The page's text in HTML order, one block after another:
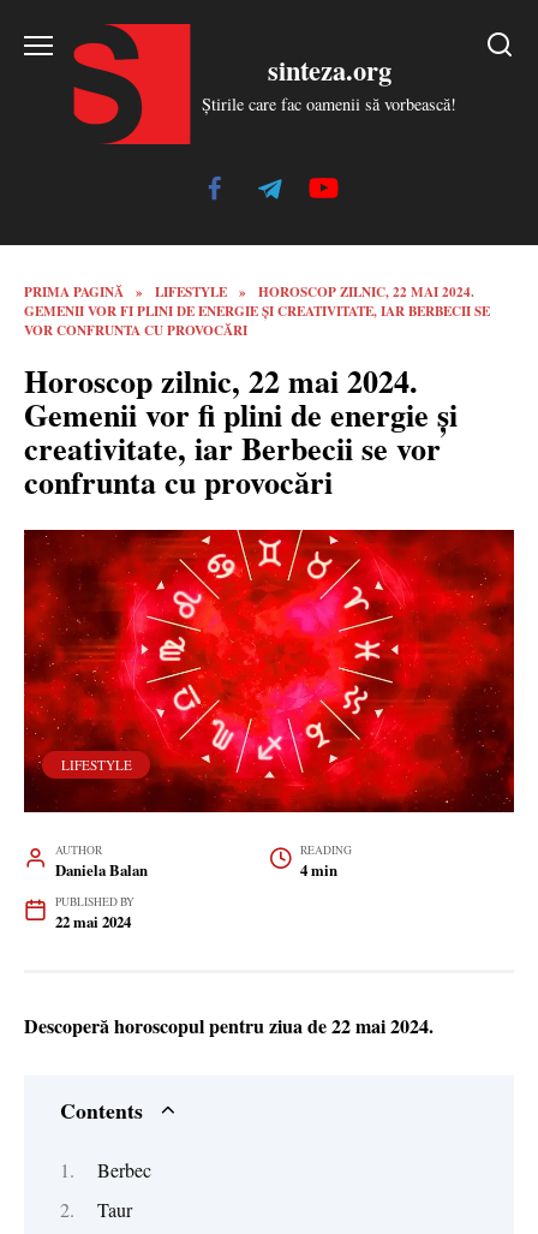
sinteza.org
Știrile care fac oamenii să vorbească!
PRIMA PAGINĂ » LIFESTYLE »
HOROSCOP ZILNIC, 22 MAI 2024.
GEMENII VOR FI PLINI DE ENERGIE ȘI CREATIVITATE, IAR BERBECII SE
VOR CONFRUNTA CU PROVOCĂRI
Horoscop zilnic, 22 mai 2024.
Gemenii vor fi plini de energie și
creativitate, iar Berbecii se vor
confrunta cu provocări
LIFESTYLE
AUTHOR
Daniela Balan
READING
4 min
PUBLISHED BY
22 mai 2024
Descoperă horoscopul pentru ziua de 22 mai 2024.
Contents
Berbec
Taur